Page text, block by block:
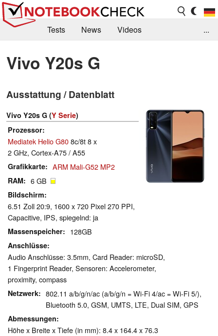
Tests News
Videos
Kaufberatung
Deals
Forum
...
Vivo Y20s G
Ausstattung / Datenblatt
Vivo Y20s G (Y Serie)
Prozessor
Mediatek Helio G808c/8t 8 x
2 GHz, Cortex-A75 / A55
Grafikkarte ARM Mali-G52 MP2
RAM 6 GB
Bildschirm
6.51 Zoll 20:9, 1600 x 720 Pixel 270 PPI,
Capacitive, IPS, spiegelnd: ja
Massenspeicher 128GB
Anschlüsse
Audio Anschlüsse: 3.5mm, Card Reader: microSD,
1 Fingerprint Reader, Sensoren: Accelerometer,
proximity, compass
Netzwerk
802.11 a/b/g/n/ac (a/b/g/n = Wi-Fi 4/ac = Wi-Fi 5/),
Bluetooth 5.0, GSM, UMTS, LTE, Dual SIM, GPS
Abmessungen
Höhe x Breite x Tiefe (in mm): 8.4 x 164.4 x 76.3